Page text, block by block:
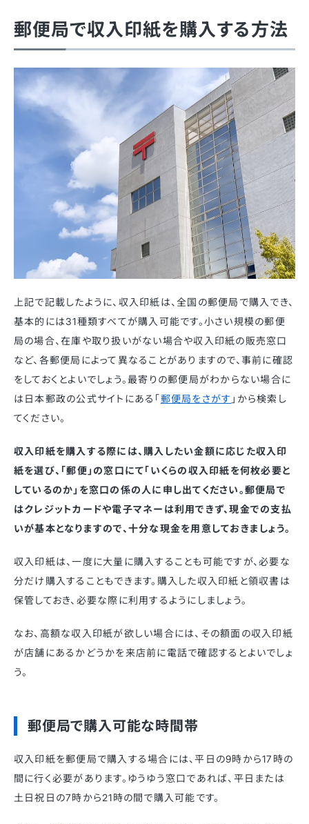
郵便局で収入印紙を購入する方法
上記で記載したように、収入印紙は、全国の郵便局で購入でき、
基本的には31種類すべてが購入可能です。小さい規模の郵便
局の場合、在庫や取り扱いがない場合や収入印紙の販売窓口
など、各郵便局によって異なることがありますので、事前に確認
をしておくとよいでしょう。最寄りの郵便局がわからない場合に
は日本郵政の公式サイトにある「郵便局をさがす 」から検索し
てください。
収入印紙を購入する際には、購入したい金額に応じた収入印
紙を選び、「郵便」の窓口にて「いくらの収入印紙を何枚必要と
しているのか」を窓口の係の人に申し出てください。郵便局で
はクレジットカードや電子マネーは利用できず、現金での支払
いが基本となりますので、十分な現金を用意しておきましょう。
収入印紙は、一度に大量に購入することも可能ですが、必要な
分だけ購入することもできます。購入した収入印紙と領収書は
保管しておき、必要な際に利用するようにしましょう。
なお、高額な収入印紙が欲しい場合には、その額面の収入印紙
が店舗にあるかどうかを来店前に電話で確認するとよいでしょ
う。
郵便局で購入可能な時間帯
収入印紙を郵便局で購入する場合には、平日の9時から17時の
間に行く必要があります。ゆうゆう窓口であれば、平日または
土日祝日の7時から21時の間で購入可能です。